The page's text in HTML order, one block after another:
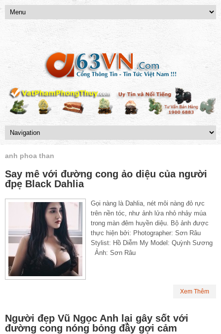
anh phoa than
Say mê với đường cong ảo diệu của người
đpẹ Black Dahlia
Gọi nàng là Dahlia, nét môi nàng đỏ rực
trên nền tóc, như ảnh lửa nhỏ nhảy múa
trong màn đêm huyền diệu. Bộ ảnh được
thực hiện bởi: Photographer: Sơn Râu
Stylist: Hồ Diễm My Model: Quỳnh Sương
Ảnh: Sơn Râu
Xem Thêm
Người đẹp Vũ Ngọc Anh lại gây sốt với
đường cong nóng bỏng đầy gợi cảm